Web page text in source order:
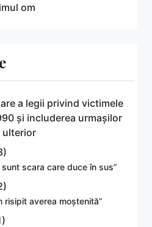
om
a legii privind victimele
și includerea urmașilor
ulterior
scara care duce în sus”
risipit averea moștenită”